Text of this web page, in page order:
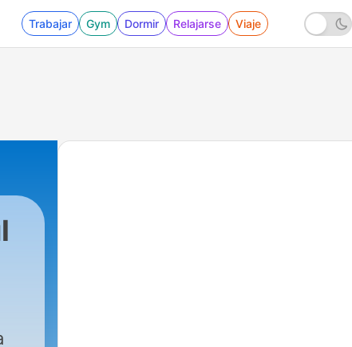
Trabajar Gym Dormir Relajarse Viaje